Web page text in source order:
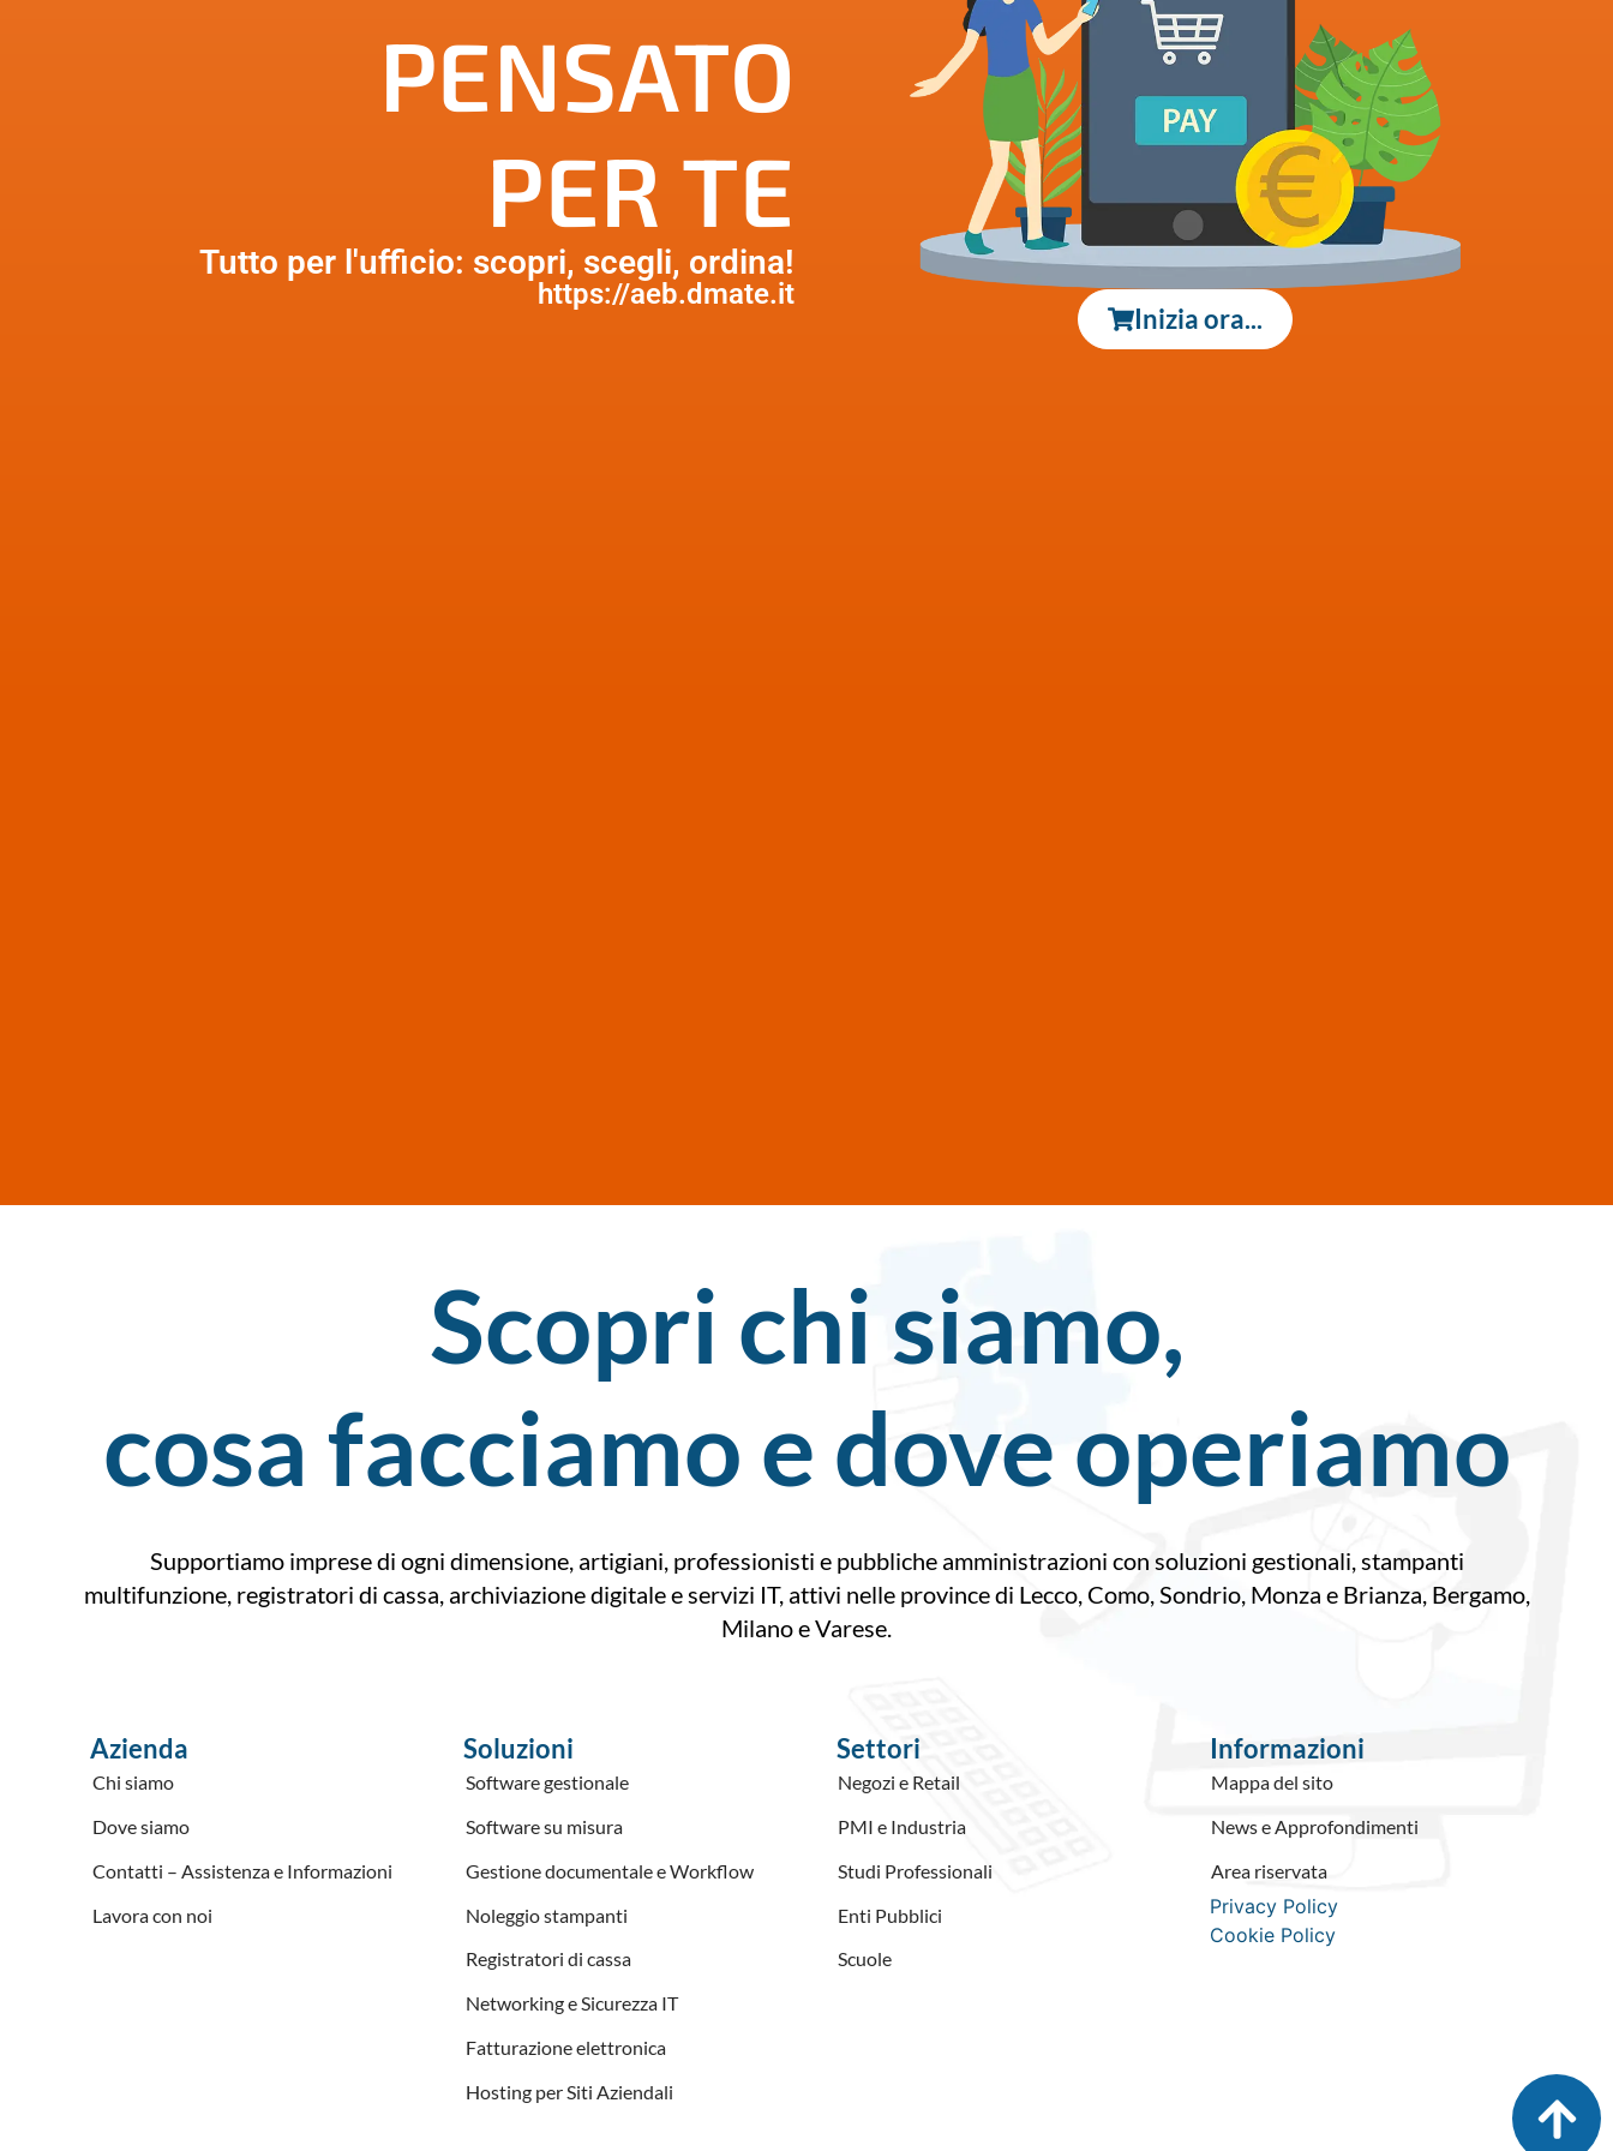
PENSATO
PER TE
Tutto per l'ufficio: scopri, scegli, ordina!
https://aeb.dmate.it
Inizia ora...
Scopri chi siamo,
cosa facciamo e dove operiamo
Supportiamo imprese di ogni dimensione, artigiani, professionisti e pubbliche amministrazioni con soluzioni gestionali, stampanti
multifunzione, registratori di cassa, archiviazione digitale e servizi IT, attivi nelle province di Lecco, Como, Sondrio, Monza e Brianza, Bergamo,
Milano e Varese.
Azienda
Chi siamo
Dove siamo
Contatti – Assistenza e Informazioni
Lavora con noi
Soluzioni
Software gestionale
Software su misura
Gestione documentale e Workflow
Noleggio stampanti
Registratori di cassa
Networking e Sicurezza IT
Fatturazione elettronica
Hosting per Siti Aziendali
Settori
Negozi e Retail
PMI e Industria
Studi Professionali
Enti Pubblici
Scuole
Informazioni
Mappa del sito
News e Approfondimenti
Area riservata
Privacy Policy
Cookie Policy